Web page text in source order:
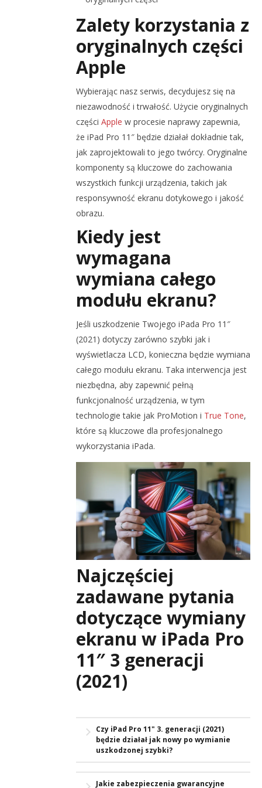
Zalety korzystania z
oryginalnych części
Apple
Wybierając nasz serwis, decydujesz się na
niezawodność i trwałość. Użycie oryginalnych
części Apple w procesie naprawy zapewnia,
że iPad Pro 11″ będzie działał dokładnie tak,
jak zaprojektowali to jego twórcy. Oryginalne
komponenty są kluczowe do zachowania
wszystkich funkcji urządzenia, takich jak
responsywność ekranu dotykowego i jakość
obrazu.
Kiedy jest
wymagana
wymiana całego
modułu ekranu?
Jeśli uszkodzenie Twojego iPada Pro 11″
(2021) dotyczy zarówno szybki jak i
wyświetlacza LCD, konieczna będzie wymiana
całego modułu ekranu. Taka interwencja jest
niezbędna, aby zapewnić pełną
funkcjonalność urządzenia, w tym
technologie takie jak ProMotion i True Tone,
które są kluczowe dla profesjonalnego
wykorzystania iPada.
Najczęściej
zadawane pytania
dotyczące wymiany
ekranu w iPada Pro
11″ 3 generacji
(2021)
Czy iPad Pro 11" 3. generacji (2021)
będzie działał jak nowy po wymianie
uszkodzonej szybki?
Jakie zabezpieczenia gwarancyjne